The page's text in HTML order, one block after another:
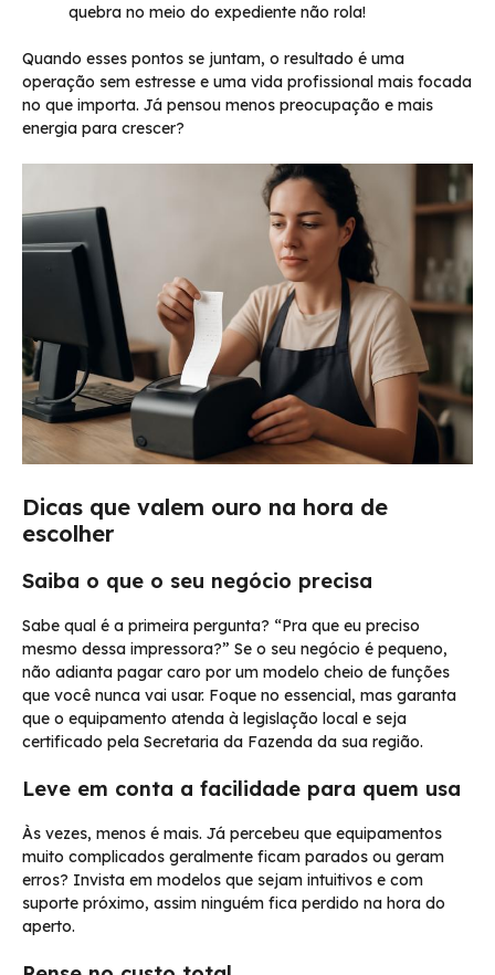
quebra no meio do expediente não rola!
Quando esses pontos se juntam, o resultado é uma
operação sem estresse e uma vida profissional mais focada
no que importa. Já pensou menos preocupação e mais
energia para crescer?
Dicas que valem ouro na hora de
escolher
Saiba o que o seu negócio precisa
Sabe qual é a primeira pergunta? “Pra que eu preciso
mesmo dessa impressora?” Se o seu negócio é pequeno,
não adianta pagar caro por um modelo cheio de funções
que você nunca vai usar. Foque no essencial, mas garanta
que o equipamento atenda à legislação local e seja
certificado pela Secretaria da Fazenda da sua região.
Leve em conta a facilidade para quem usa
Às vezes, menos é mais. Já percebeu que equipamentos
muito complicados geralmente ficam parados ou geram
erros? Invista em modelos que sejam intuitivos e com
suporte próximo, assim ninguém fica perdido na hora do
aperto.